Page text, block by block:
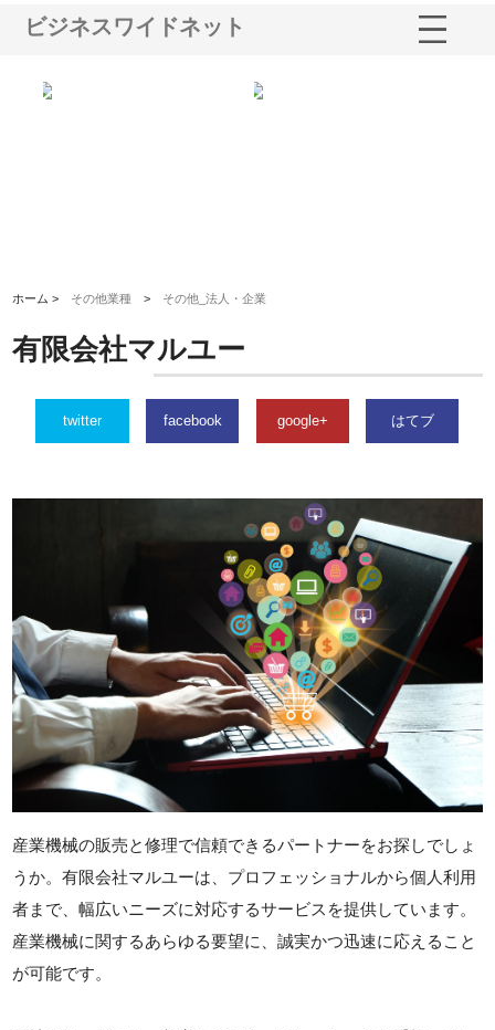
ビジネスワイドネット
ホーム > その他業種 > その他_法人・企業
有限会社マルユー
twitter facebook google+ はてブ
産業機械の販売と修理で信頼できるパートナーをお探しでしょ
うか。有限会社マルユーは、プロフェッショナルから個人利用
者まで、幅広いニーズに対応するサービスを提供しています。
産業機械に関するあらゆる要望に、誠実かつ迅速に応えること
が可能です。